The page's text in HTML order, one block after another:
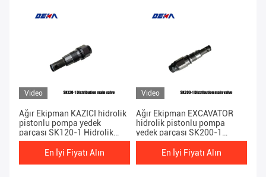
Video
Ağır Ekipman KAZICI hidrolik
pistonlu pompa yedek
parçası SK120-1 Hidrolik
pompa için dağıtım ana valfi
En İyi Fiyatı Alın
Video
Ağır Ekipman EXCAVATOR
hidrolik pistonlu pompa
yedek parçası SK200-1
Hidrolik pompa için dağıtım
ana valfiEn İyi Fiyatı Alın